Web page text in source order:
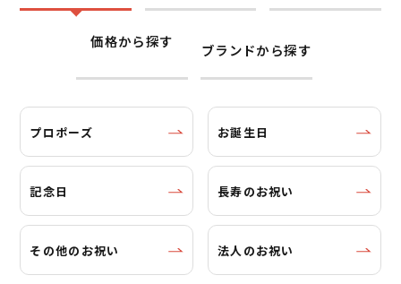
価格から探す ブランドから探す
プロポーズ お誕生日
記念日 長寿のお祝い
その他のお祝い 法人のお祝い